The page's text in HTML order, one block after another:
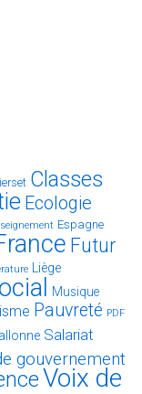
Classes
Ecologie
Espagne
Futur
Liège
Musique
Pauvreté PDF
Salariat
gouvernement
Voix de